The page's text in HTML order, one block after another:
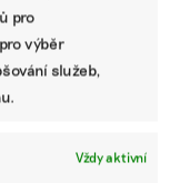
pro
výběr
služeb,
Vždy aktivní